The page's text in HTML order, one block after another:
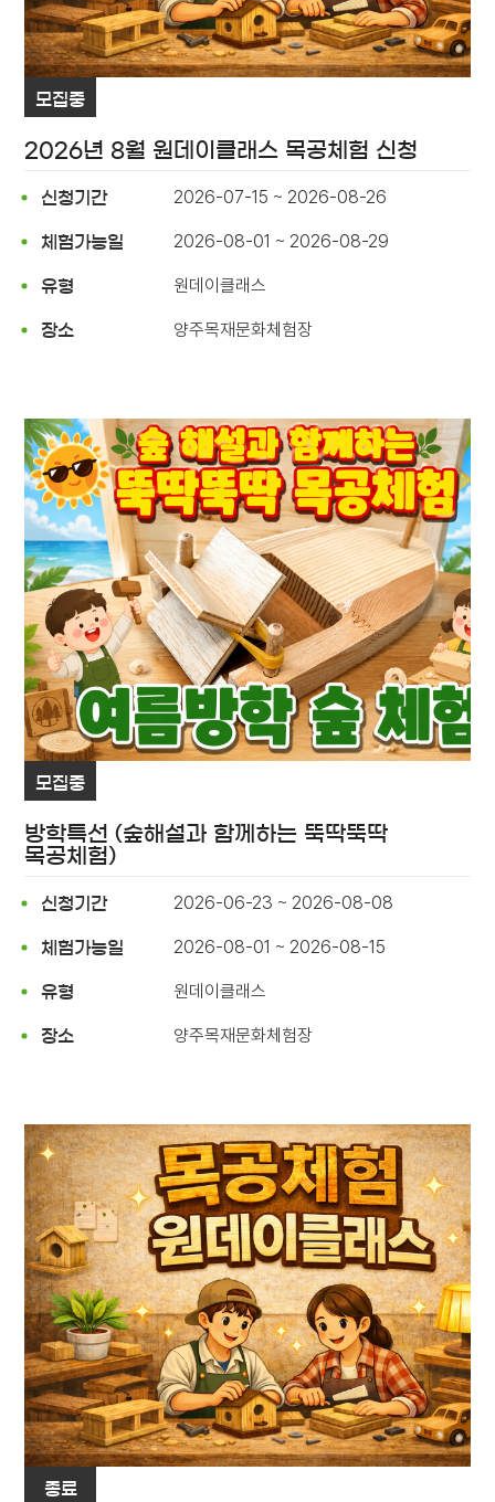
모집중
2026년 8월 원데이클래스 목공체험 신청
신청기간 2026-07-15 ~ 2026-08-26
체험가능일 2026-08-01 ~ 2026-08-29
유형 원데이클래스
장소 양주목재문화체험장
모집중
방학특선 (숲해설과 함께하는 뚝딱뚝딱
목공체험)
신청기간 2026-06-23 ~ 2026-08-08
체험가능일 2026-08-01 ~ 2026-08-15
유형 원데이클래스
장소 양주목재문화체험장
종료